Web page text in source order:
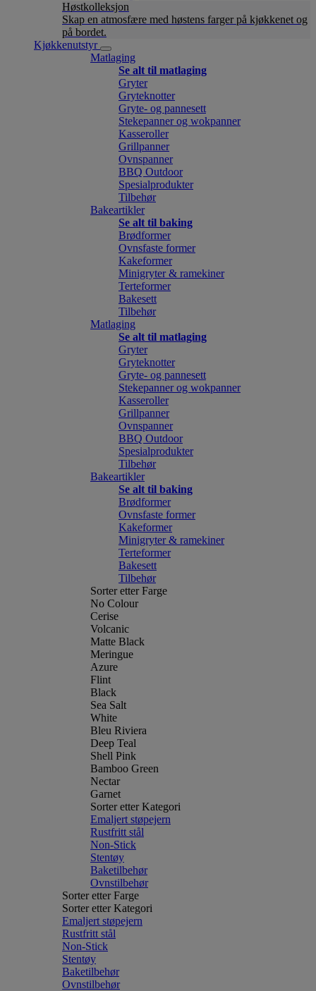
Høstkolleksjon
Skap en atmosfære med høstens farger på kjøkkenet og
på bordet.
Kjøkkenutstyr
Matlaging
Se alt til matlaging
Gryter
Gryteknotter
Gryte- og pannesett
Stekepanner og wokpanner
Kasseroller
Grillpanner
Ovnspanner
BBQ Outdoor
Spesialprodukter
Tilbehør
Bakeartikler
Se alt til baking
Brødformer
Ovnsfaste former
Kakeformer
Minigryter & ramekiner
Terteformer
Bakesett
Tilbehør
Matlaging
Se alt til matlaging
Gryter
Gryteknotter
Gryte- og pannesett
Stekepanner og wokpanner
Kasseroller
Grillpanner
Ovnspanner
BBQ Outdoor
Spesialprodukter
Tilbehør
Bakeartikler
Se alt til baking
Brødformer
Ovnsfaste former
Kakeformer
Minigryter & ramekiner
Terteformer
Bakesett
Tilbehør
Sorter etter Farge
No Colour
Cerise
Volcanic
Matte Black
Meringue
Azure
Flint
Black
Sea Salt
White
Bleu Riviera
Deep Teal
Shell Pink
Bamboo Green
Nectar
Garnet
Sorter etter Kategori
Emaljert støpejern
Rustfritt stål
Non-Stick
Stentøy
Baketilbehør
Ovnstilbehør
Sorter etter Farge
Sorter etter Kategori
Emaljert støpejern
Rustfritt stål
Non-Stick
Stentøy
Baketilbehør
Ovnstilbehør